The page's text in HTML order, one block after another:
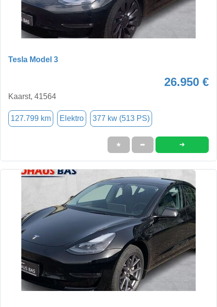
Tesla Model 3
26.950 €
Kaarst, 41564
127.799 km Elektro 377 kw (513 PS)
★ ➦ ➜